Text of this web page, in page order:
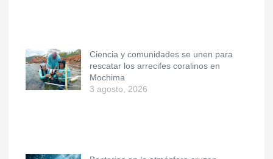
Ciencia y comunidades se unen para
rescatar los arrecifes coralinos en
Mochima
3 agosto, 2026